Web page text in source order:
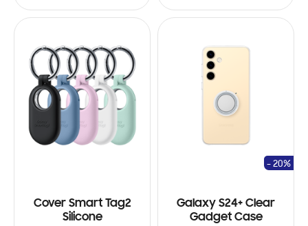
Cover Smart Tag2
Silicone
Galaxy S24+ Clear
Gadget Case
- 20%